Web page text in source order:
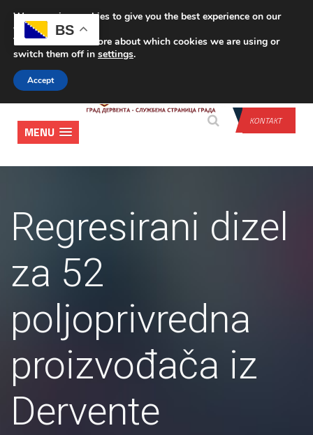
PRIJAVA
KONTAKT
MENU
Regresirani dizel
za 52
poljoprivredna
proizvođača iz
Dervente
BS
We are using cookies to give you the best experience on our
website.
You can find out more about which cookies we are using or
switch them off in settings.
Accept